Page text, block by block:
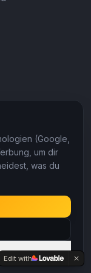
(Google,
um dir
was du
Edit with